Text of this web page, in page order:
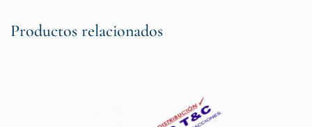
Productos relacionados